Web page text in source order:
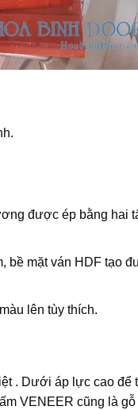
được ép bằng hai
bề mặt ván HDF tạo
lên tùy thích.
. Dưới áp lực cao để
VENEER cũng là